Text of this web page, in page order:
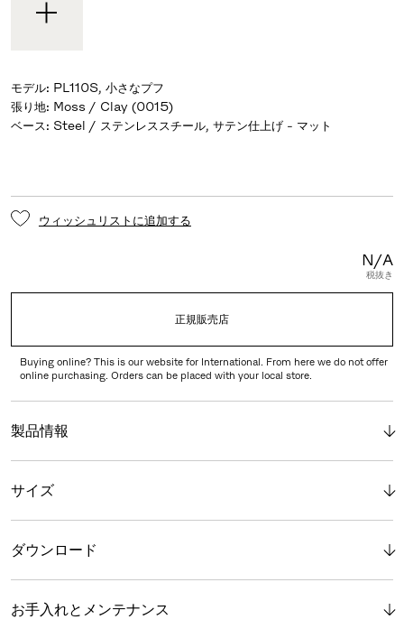
モデル: PL110S, 小さなプフ
張り地: Moss / Clay (0015)
ベース: Steel / ステンレススチール, サテン仕上げ - マット
ウィッシュリストに追加する
N/A
税抜き
正規販売店
Buying online? This is our website for International. From here we do not offer
online purchasing. Orders can be placed with your local store.
製品情報
サイズ
ダウンロード
お手入れとメンテナンス